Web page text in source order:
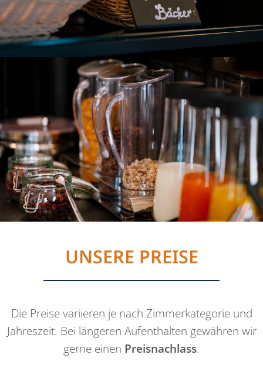
UNSERE PREISE
Die Preise variieren je nach Zimmerkategorie und
Jahreszeit. Bei längeren Aufenthalten gewähren wir
gerne einen Preisnachlass.